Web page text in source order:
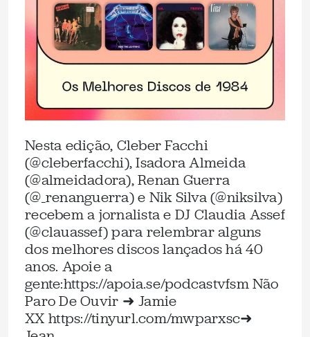
Nesta edição, Cleber Facchi
(@cleberfacchi), Isadora Almeida
(@almeidadora), Renan Guerra
(@_renanguerra) e Nik Silva (@niksilva)
recebem a jornalista e DJ Claudia Assef
(@clauassef) para relembrar alguns
dos melhores discos lançados há 40
anos. Apoie a
gente:⁠https://apoia.se/podcastvfsm⁠ Não
Paro De Ouvir ➜ Jamie
XX ⁠https://tinyurl.com/mwparxsc⁠➜